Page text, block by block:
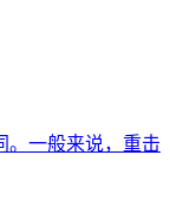
。一般来说，重击